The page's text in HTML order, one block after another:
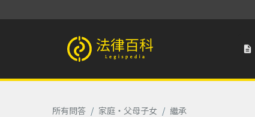
法律百科 Legispedia 
所有問答 / 家庭‧父母子女 / 繼承